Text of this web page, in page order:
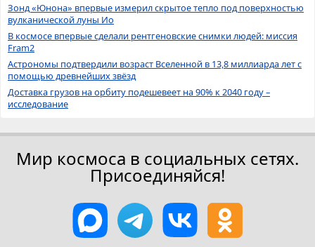
Зонд «Юнона» впервые измерил скрытое тепло под поверхностью
вулканической луны Ио
В космосе впервые сделали рентгеновские снимки людей: миссия
Fram2
Астрономы подтвердили возраст Вселенной в 13,8 миллиарда лет с
помощью древнейших звёзд
Доставка грузов на орбиту подешевеет на 90% к 2040 году –
исследование
Мир космоса в социальных сетях.
Присоединяйся!